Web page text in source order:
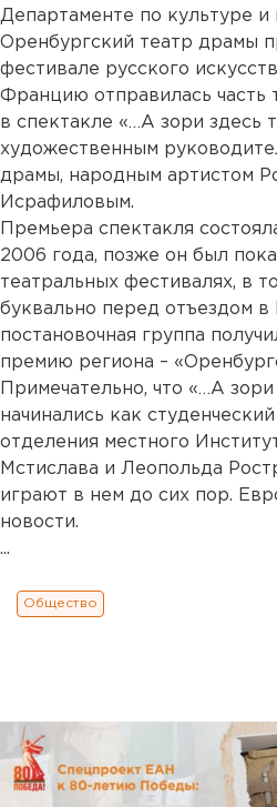
Департаменте по культуре и
Оренбургский театр драмы
фестивале русского
Францию отправилась часть
в спектакле «…А зори здесь
художественным
драмы, народным артистом
Исрафиловым.
Премьера спектакля
2006 года, позже он был
театральных фестивалях, в
буквально перед отъездом в
постановочная группа
премию региона –
Примечательно, что «…А
начинались как
отделения местного
Мстислава и Леопольда
играют в нем до сих пор.
новости.
...
Общество